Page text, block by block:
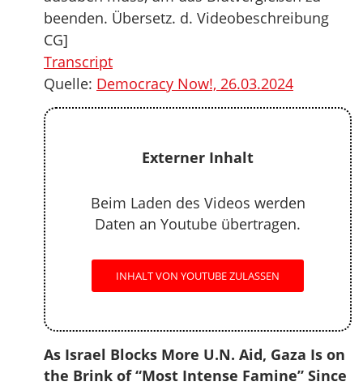
beenden. Übersetz. d. Videobeschreibung
CG]
Transcript
Quelle: Democracy Now!, 26.03.2024
Externer Inhalt
Beim Laden des Videos werden
Daten an Youtube übertragen.
INHALT VON YOUTUBE ZULASSEN
As Israel Blocks More U.N. Aid, Gaza Is on
the Brink of “Most Intense Famine” Since